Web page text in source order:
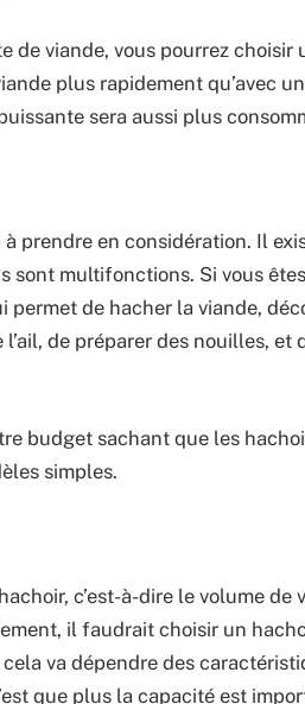
de viande, vous pourrez choisir
plus rapidement qu’avec
sera aussi plus
prendre en considération. Il
sont multifonctions. Si vous
permet de hacher la viande,
de préparer des nouilles, et
budget sachant que les
simples.
c’est-à-dire le volume de
il faudrait choisir un
va dépendre des
que plus la capacité est